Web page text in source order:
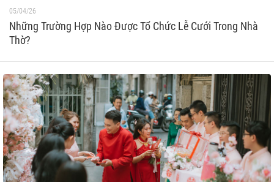
05/04/26
Những Trường Hợp Nào Được Tổ Chức Lễ Cưới Trong Nhà
Thờ?